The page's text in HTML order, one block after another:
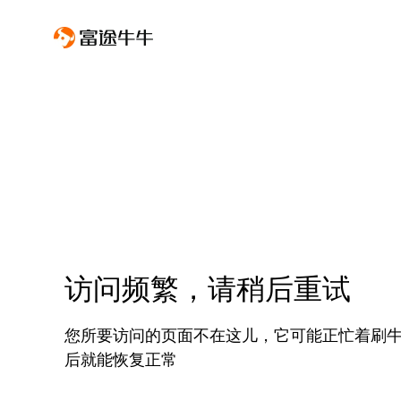
访问频繁，请稍后重试
您所要访问的页面不在这儿，它可能正忙着刷
后就能恢复正常